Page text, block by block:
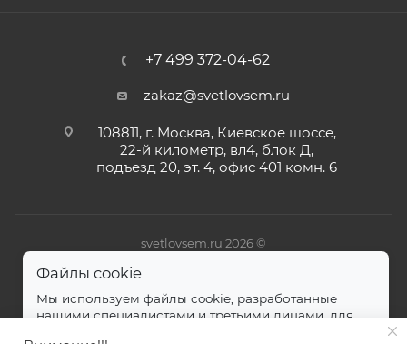
+7 499 372-04-62
zakaz@svetlovsem.ru
108811, г. Москва, Киевское шоссе,
22-й километр, вл4, блок Д,
подъезд 20, эт. 4, офис 401 комн. 6
svetlovsem.ru 2026 ©
Файлы cookie
Мы используем файлы cookie, разработанные
нашими специалистами и третьими лицами, для